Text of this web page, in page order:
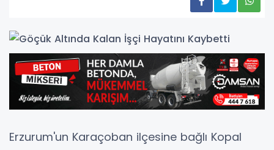
Erzurum'un Karaçoban ilçesine bağlı Kopal